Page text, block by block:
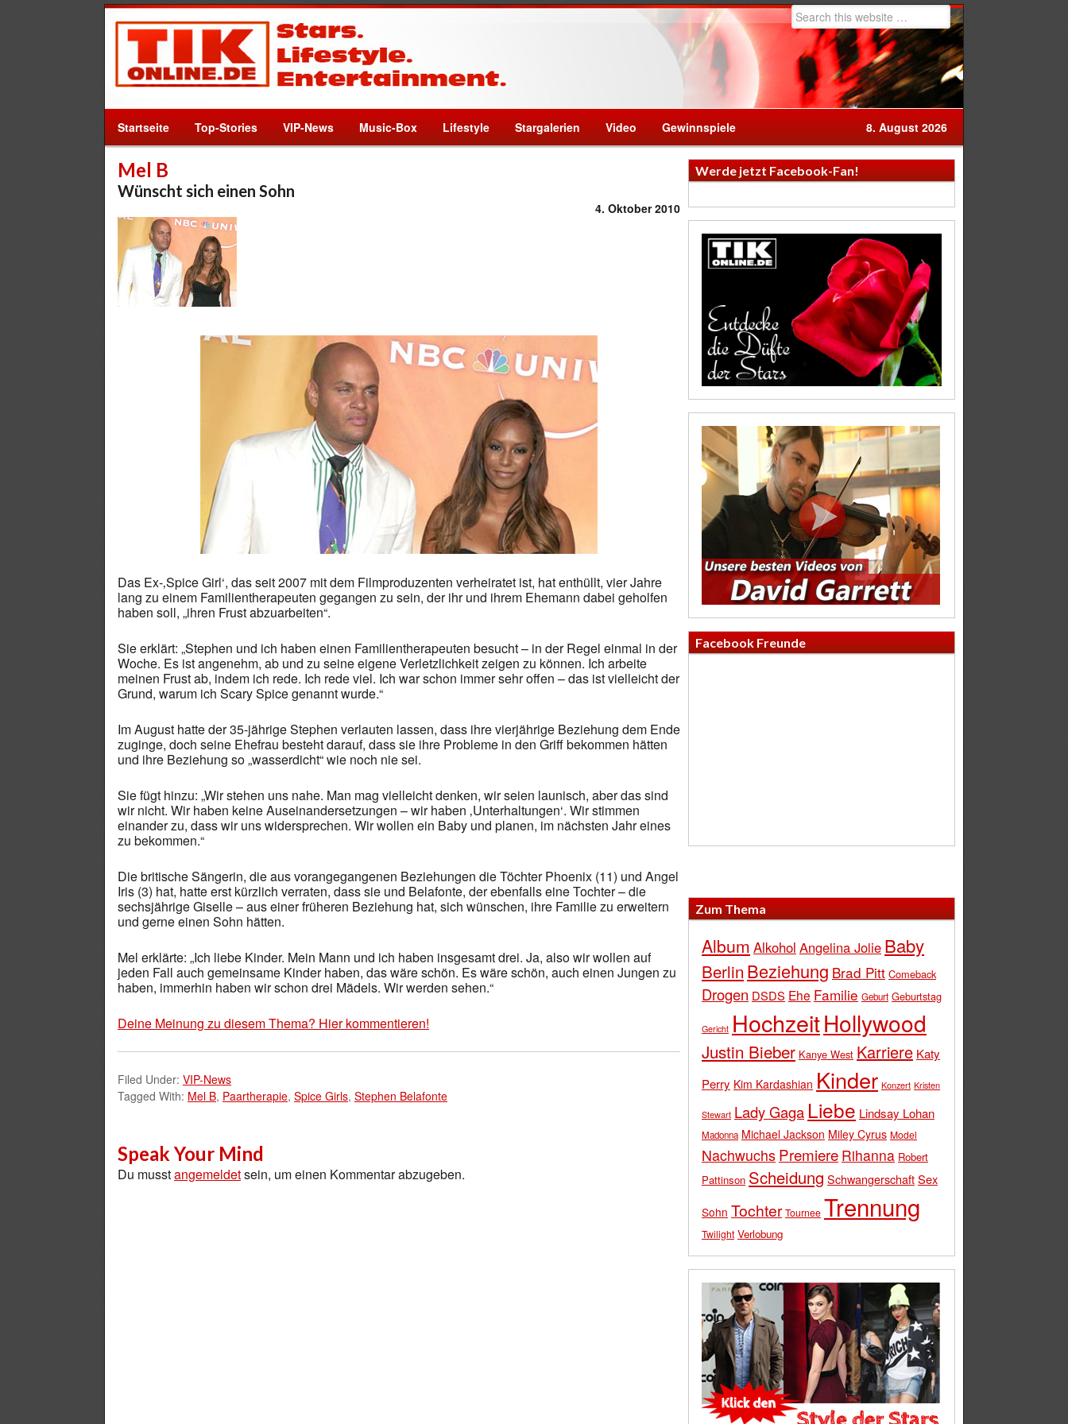
Startseite Top-Stories VIP-News Music-Box Lifestyle Stargalerien Video Gewinnspiele 8. August 2026
Mel B
Wünscht sich einen Sohn
4. Oktober 2010
Das Ex-‚Spice Girl‘, das seit 2007 mit dem Filmproduzenten verheiratet ist, hat enthüllt, vier Jahre
lang zu einem Familientherapeuten gegangen zu sein, der ihr und ihrem Ehemann dabei geholfen
haben soll, „ihren Frust abzuarbeiten“.
Sie erklärt: „Stephen und ich haben einen Familientherapeuten besucht – in der Regel einmal in der
Woche. Es ist angenehm, ab und zu seine eigene Verletzlichkeit zeigen zu können. Ich arbeite
meinen Frust ab, indem ich rede. Ich rede viel. Ich war schon immer sehr offen – das ist vielleicht der
Grund, warum ich Scary Spice genannt wurde.“
Im August hatte der 35-jährige Stephen verlauten lassen, dass ihre vierjährige Beziehung dem Ende
zuginge, doch seine Ehefrau besteht darauf, dass sie ihre Probleme in den Griff bekommen hätten
und ihre Beziehung so „wasserdicht“ wie noch nie sei.
Sie fügt hinzu: „Wir stehen uns nahe. Man mag vielleicht denken, wir seien launisch, aber das sind
wir nicht. Wir haben keine Auseinandersetzungen – wir haben ‚Unterhaltungen‘. Wir stimmen
einander zu, dass wir uns widersprechen. Wir wollen ein Baby und planen, im nächsten Jahr eines
zu bekommen.“
Die britische Sängerin, die aus vorangegangenen Beziehungen die Töchter Phoenix (11) und Angel
Iris (3) hat, hatte erst kürzlich verraten, dass sie und Belafonte, der ebenfalls eine Tochter – die
sechsjährige Giselle – aus einer früheren Beziehung hat, sich wünschen, ihre Familie zu erweitern
und gerne einen Sohn hätten.
Mel erklärte: „Ich liebe Kinder. Mein Mann und ich haben insgesamt drei. Ja, also wir wollen auf
jeden Fall auch gemeinsame Kinder haben, das wäre schön. Es wäre schön, auch einen Jungen zu
haben, immerhin haben wir schon drei Mädels. Wir werden sehen.“
Deine Meinung zu diesem Thema? Hier kommentieren!
Filed Under: VIP-News
Tagged With: Mel B, Paartherapie, Spice Girls, Stephen Belafonte
Speak Your Mind
Du musstangemeldetsein, um einen Kommentar abzugeben.
Werde jetzt Facebook-Fan!
Facebook Freunde
Zum Thema
Album Alkohol Angelina Jolie Baby
Berlin Beziehung Brad Pitt Comeback
Drogen DSDS Ehe Familie Geburt Geburtstag
Gericht HochzeitHollywood
Justin Bieber Kanye West Karriere Katy
Perry Kim Kardashian Kinder Konzert Kristen
Stewart Lady Gaga Liebe Lindsay Lohan
Madonna Michael Jackson Miley Cyrus Model
Nachwuchs Premiere Rihanna Robert
Pattinson Scheidung SchwangerschaftSex
Sohn Tochter Tournee Trennung
Twilight Verlobung